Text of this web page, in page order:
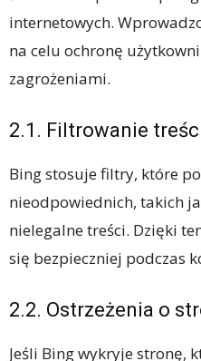
internetowych.
na celu ochronę
zagrożeniami.
2.1. Filtrowanie
Bing stosuje filtry, które
nieodpowiednich, takich
nielegalne treści. Dzięki
się bezpieczniej podczas
2.2. Ostrzeżenia o
Jeśli Bing wykryje stronę,